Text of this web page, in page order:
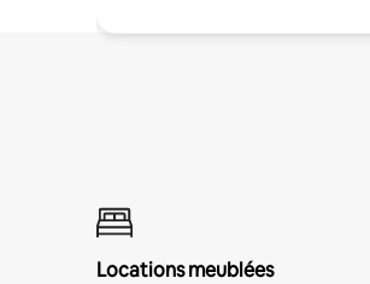
Locations meublées